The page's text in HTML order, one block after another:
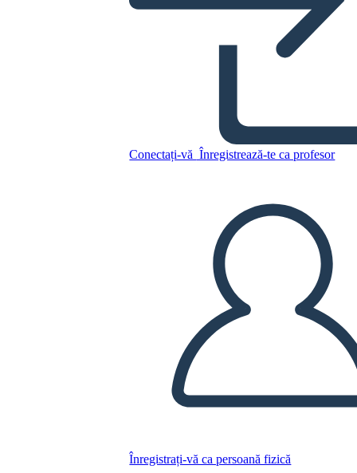
Conectați-vă Înregistrează-te ca profesor
Înregistrați-vă ca persoană fizică
Copiați acest Storyboard
CREAȚI UN STORYBOARD
REDAȚI PREZENTAREA DE DIAPOZITIVE
CITESTE-MI